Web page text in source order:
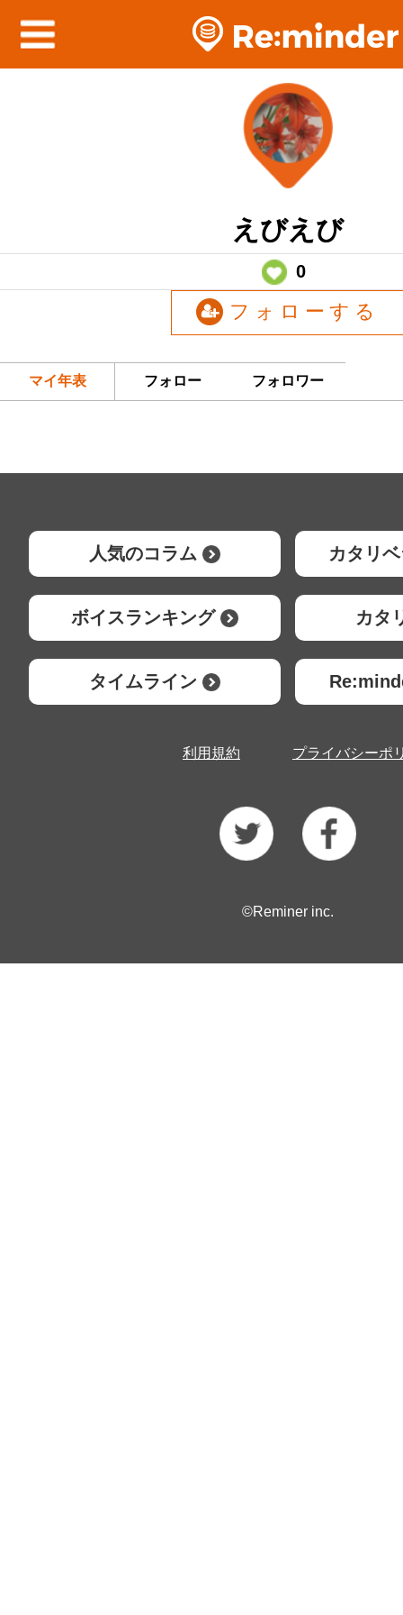
えびえび
0
フォローする
マイ年表 フォロー フォロワー
人気のコラム カタリ
ボイスランキング カタ
タイムライン
利用規約 プライバシーポ
©Reminer inc.